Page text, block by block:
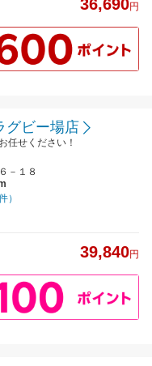
36,690円
グビー場店
任せください！
－１８
）
39,840円